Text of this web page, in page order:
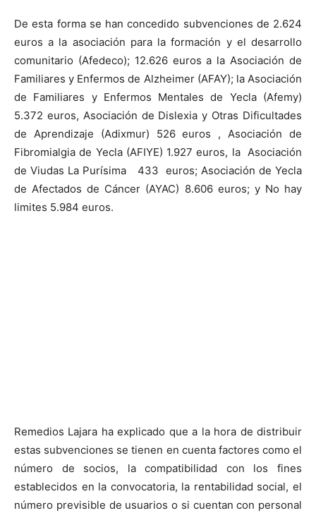
De esta forma se han concedido subvenciones de 2.624
euros a la asociación para la formación y el desarrollo
comunitario (Afedeco); 12.626 euros a la Asociación de
Familiares y Enfermos de Alzheimer (AFAY); la Asociación
de Familiares y Enfermos Mentales de Yecla (Afemy)
5.372 euros, Asociación de Dislexia y Otras Dificultades
de Aprendizaje (Adixmur) 526 euros , Asociación de
Fibromialgia de Yecla (AFIYE) 1.927 euros, la Asociación
de Viudas La Purísima 433 euros; Asociación de Yecla
de Afectados de Cáncer (AYAC) 8.606 euros; y No hay
limites 5.984 euros.
Remedios Lajara ha explicado que a la hora de distribuir
estas subvenciones se tienen en cuenta factores como el
número de socios, la compatibilidad con los fines
establecidos en la convocatoria, la rentabilidad social, el
número previsible de usuarios o si cuentan con personal